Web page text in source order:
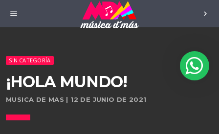
menu chevron_right
SIN CATEGORÍA
¡HOLA MUNDO!
MUSICA DE MAS | 12 DE JUNIO DE 2021